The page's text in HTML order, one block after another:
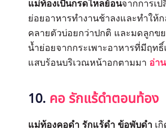
แม่ท้องเป็นกรดไหลย้อนจากการเ
ย่อยอาหารทำงานช้าลงและทำให้
คลายตัวบ่อยกว่าปกติ และมดลูกข
น้ำย่อยจากกระเพาะอาหารที่มีฤท
แสบร้อนบริเวณหน้าอกตามมา อ่า
10. คอ รักแร้ดำตอนท้อง
แม่ท้องคอดำ รักแร้ดำ ข้อพับดำ เ